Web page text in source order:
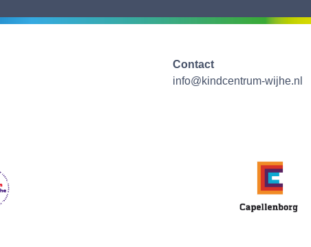
Contact
info@kindcentrum-wijhe.nl